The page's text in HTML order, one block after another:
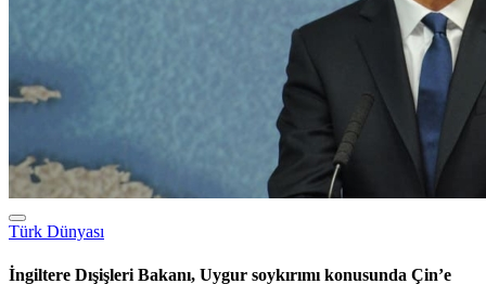
Türk Dünyası
İngiltere Dışişleri Bakanı, Uygur soykırımı konusunda Çin’e
karşı tavır alması yönündeki çağrılarla karşı karşıya